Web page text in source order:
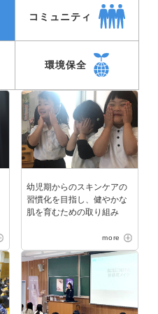
コミュニティ
環境保全
幼児期からのスキンケアの
習慣化を目指し、健やかな
肌を育むための取り組み
more